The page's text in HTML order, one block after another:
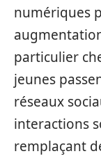
numériques
particulier
jeunes
réseaux
interactions
remplaçant